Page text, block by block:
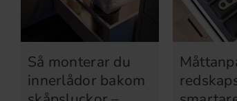
Så monterar du
innerlådor bakom